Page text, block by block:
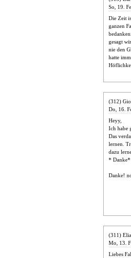
So, 19.
Die Zeit
ganzen
gesagt
nie den
hatte
(312)
Do, 16.
Heyy,
Ich habe
Das
lernen.
dazu
* Danke*
Danke!
(311)
Mo, 13.
Liebes